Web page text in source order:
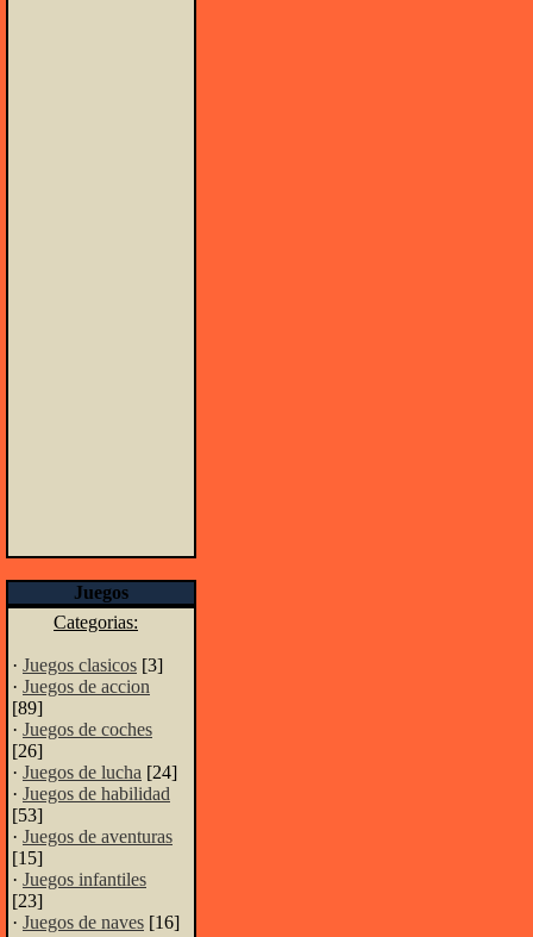
Juegos
Categorias:
· Juegos clasicos [3]
· Juegos de accion
[89]
· Juegos de coches
[26]
· Juegos de lucha [24]
· Juegos de habilidad
[53]
· Juegos de aventuras
[15]
· Juegos infantiles
[23]
· Juegos de naves [16]